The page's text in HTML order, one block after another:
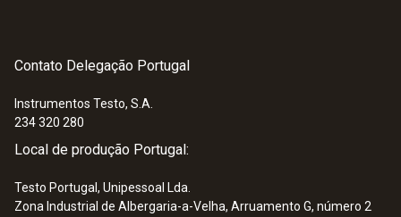
testo 190-T4 - Data logger de
compridas e flexíveis
Contato Delegação Portugal
Instrumentos Testo, S.A.
234 320 280
Local de produção Portugal:
Testo Portugal, Unipessoal Lda.
Zona Industrial de Albergaria-a-Velha, Arruamento G, número 2